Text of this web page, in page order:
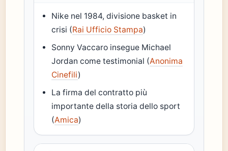
Nike nel 1984, divisione basket in
crisi (Rai Ufficio Stampa)
Sonny Vaccaro insegue Michael
Jordan come testimonial (Anonima
Cinefili)
La firma del contratto più
importante della storia dello sport
(Amica)